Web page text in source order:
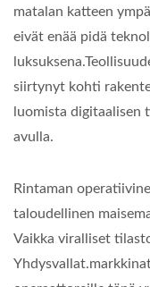
matalan katteen
eivät enää pidä
siirtynyt kohti
luomista digitaalisen
avulla.
Rintaman
taloudellinen
Vaikka viralliset